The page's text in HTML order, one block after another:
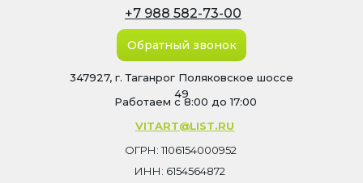
Работаем с 8:00 до 17:00
347927, г. Таганрог Поляковское шоссе
49
VITART@LIST.RU
+7 988 582-73-00
Обратный звонок
ИНН: 6154564872
ОГРН: 1106154000952